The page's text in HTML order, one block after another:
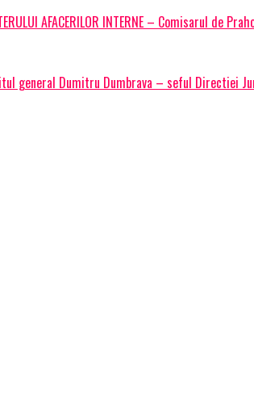
AFACERILOR INTERNE – Comisarul de
general Dumitru Dumbrava – seful